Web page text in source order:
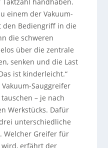
handhaben.
einem der Vakuum-
Bediengriff in die
die schweren
über die zentrale
senken und die Last
ist kinderleicht.“
Sauggreifer
– je nach
Werkstücks. Dafür
unterschiedliche
Welcher Greifer für
erfährt der